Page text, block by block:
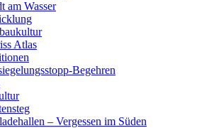
am Wasser
Atlas
Begehren
– Vergessen im Süden